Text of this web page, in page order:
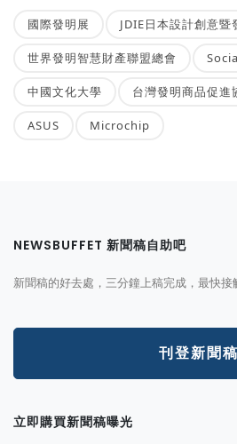
國際發明展 JDIE日本設計創意暨
世界發明智慧財產聯盟總會
中國文化大學 台灣發明商品促進
ASUS Microchip
NEWSBUFFET 新聞稿自助吧
新聞稿的好去處，三分鐘上稿完成，最快接
刊登新聞稿
立即購買新聞稿曝光